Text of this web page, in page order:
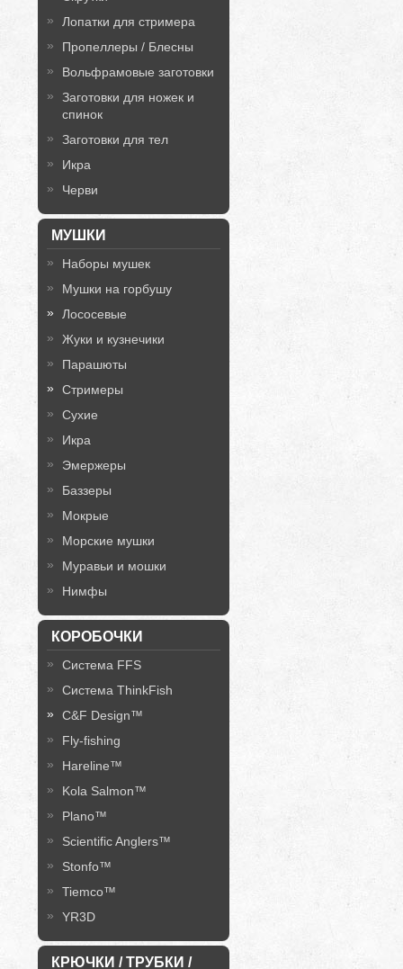
Лопатки для стримера
Пропеллеры / Блесны
Вольфрамовые заготовки
Заготовки для ножек и
спинок
Заготовки для тел
Икра
Черви
МУШКИ
Наборы мушек
Мушки на горбушу
Лососевые
Жуки и кузнечики
Парашюты
Стримеры
Сухие
Икра
Эмержеры
Баззеры
Мокрые
Морские мушки
Муравьи и мошки
Нимфы
КОРОБОЧКИ
Система FFS
Система ThinkFish
C&F Design™
Fly-fishing
Hareline™
Kola Salmon™
Plano™
Scientific Anglers™
Stonfo™
Tiemco™
YR3D
КРЮЧКИ / ТРУБКИ /